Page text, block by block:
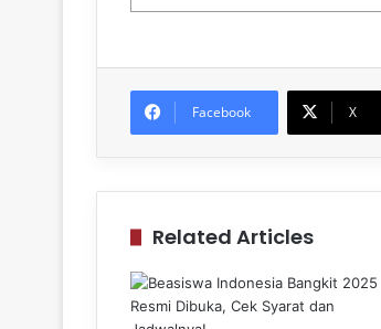
Facebook X
Related Articles